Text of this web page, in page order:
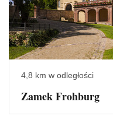
4,8 km w odległości
Zamek Frohburg